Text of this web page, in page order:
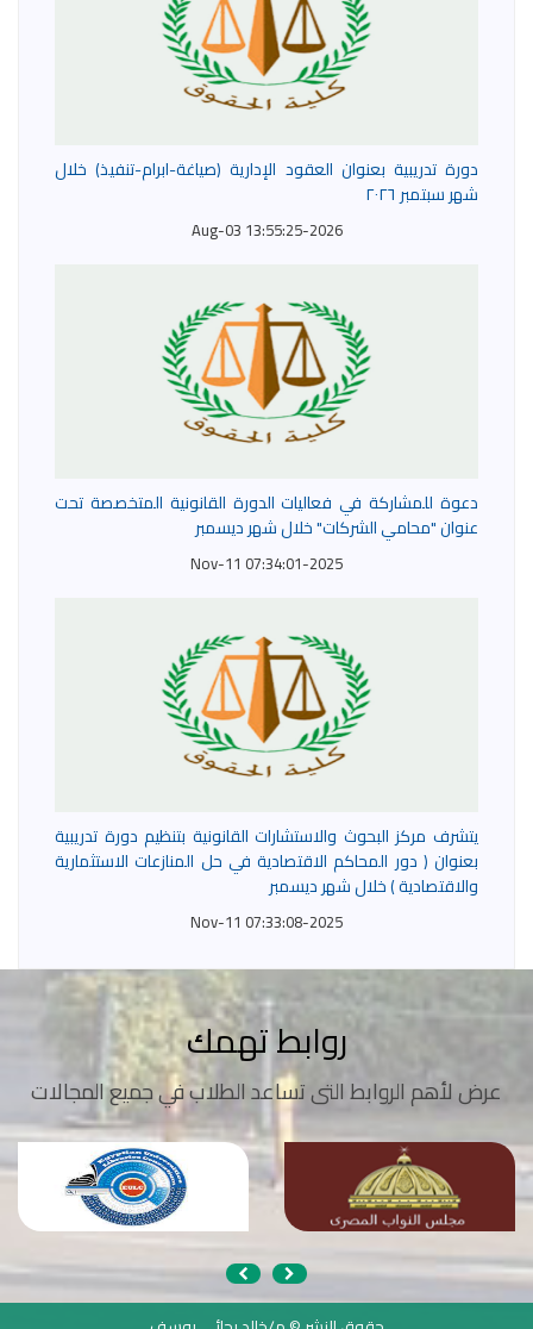
دورة تدريبية بعنوان العقود الإدارية (صياغة-ابرام-تنفيذ) خلال
شهر سبتمبر ٢٠٢٦
2026-Aug-03 13:55:25
دعوة للمشاركة في فعاليات الدورة القانونية المتخصصة تحت
عنوان "محامي الشركات" خلال شهر ديسمبر
2025-Nov-11 07:34:01
يتشرف مركز البحوث والاستشارات القانونية بتنظيم دورة تدريبية
بعنوان ( دور المحاكم الاقتصادية في حل المنازعات الاستثمارية
والاقتصادية ) خلال شهر ديسمبر
2025-Nov-11 07:33:08
روابط تهمك
عرض لأهم الروابط التى تساعد الطلاب في جميع المجالات